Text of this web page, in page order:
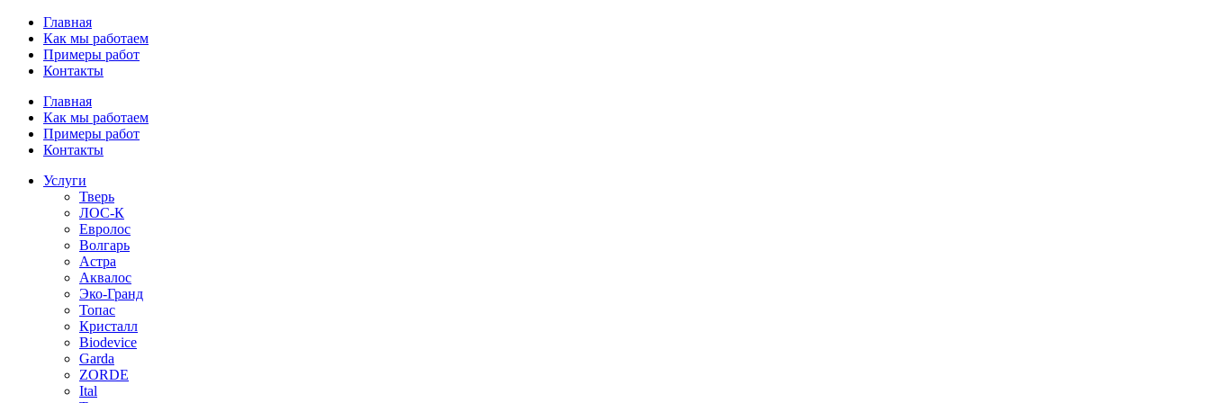
Перейти
содержимому
Главная
Как мы работаем
Примеры работ
Контакты
Главная
Как мы работаем
Примеры работ
Контакты
Услуги
Тверь
ЛОС-К
Евролос
Волгарь
Астра
Аквалос
Эко-Гранд
Топас
Кристалл
Biodevice
Garda
ZORDE
Ital